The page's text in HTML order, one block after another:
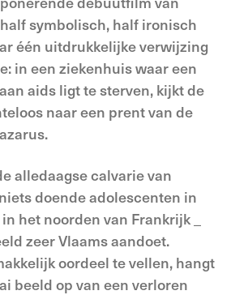
symbolisch, half ironisch
één uitdrukkelijke verwijzing
in een ziekenhuis waar een
aids ligt te sterven, kijkt de
naar een prent van de
alledaagse calvarie van
doende adolescenten in
het noorden van Frankrijk _
zeer Vlaams aandoet.
oordeel te vellen, hangt
beeld op van een verloren